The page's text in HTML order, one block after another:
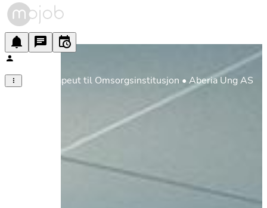
Miljøterapeut til Omsorgsinstitusjon • Aberia Ung AS